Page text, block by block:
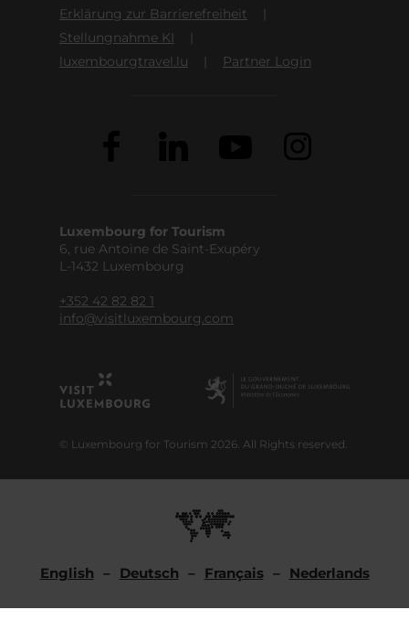
Erklärung zur Barrierefreiheit
Stellungnahme KI
luxembourgtravel.lu
Partner Login
Luxembourg for Tourism
6, rue Antoine de Saint-Exupéry
L-1432 Luxembourg
+352 42 82 82 1
info@visitluxembourg.com
© Luxembourg for Tourism 2026. All Rights reserved.
English Deutsch Français Nederlands